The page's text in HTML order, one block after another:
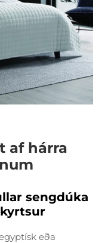
af hárra
sengdúka
eða